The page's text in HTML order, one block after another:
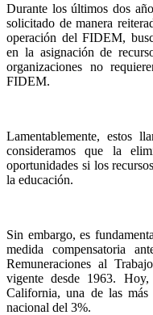
Durante los últimos dos
solicitado de manera
operación del FIDEM,
en la asignación de
organizaciones no
FIDEM.
Lamentablemente, estos
consideramos que la
oportunidades si los
la educación.
Sin embargo, es
medida compensatoria
Remuneraciones al
vigente desde 1963.
California, una de las
nacional del 3%.